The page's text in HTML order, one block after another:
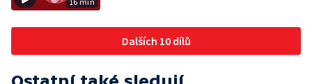
Dalších 10 dílů